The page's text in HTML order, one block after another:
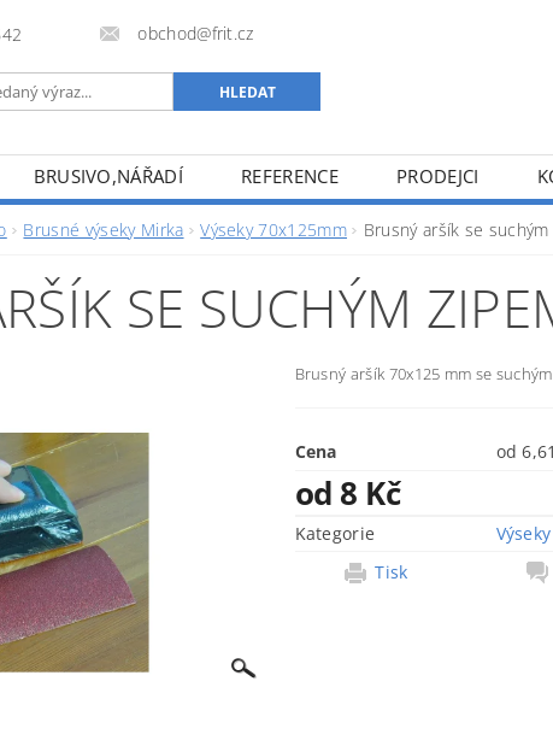
obchod@frit.cz
BRUSIVO,NÁŘADÍ REFERENCE PRODEJCI
Brusné výseky Mirka Výseky 70x125mm Brusný aršík se
SE SUCHÝM
Brusný aršík 70x125 mm se
Cena
od 8 Kč
Kategorie
Tisk